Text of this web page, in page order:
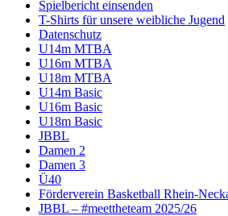
Spielbericht einsenden
T-Shirts für unsere weibliche Jugend
Datenschutz
U14m MTBA
U16m MTBA
U18m MTBA
U14m Basic
U16m Basic
U18m Basic
JBBL
Damen 2
Damen 3
Ü40
Förderverein Basketball Rhein-
JBBL – #meettheteam 2025/26